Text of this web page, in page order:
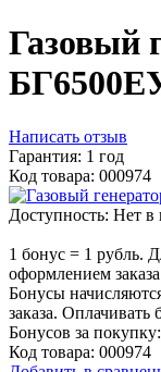
Газовый
Написать отзыв
Гарантия: 1 год
Код товара: 000974
Доступность: Нет в
1 бонус = 1 рубль.
оформлением
Бонусы
заказа.
Бонусов за покупку:
Код товара: 000974